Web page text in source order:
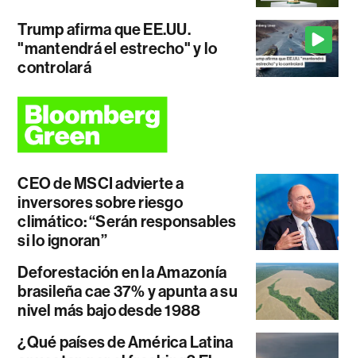
Trump afirma que EE.UU.
"mantendrá el estrecho" y lo
controlará
CEO de MSCI advierte a
inversores sobre riesgo
climático: “Serán responsables
si lo ignoran”
Deforestación en la Amazonía
brasileña cae 37% y apunta a su
nivel más bajo desde 1988
¿Qué países de América Latina